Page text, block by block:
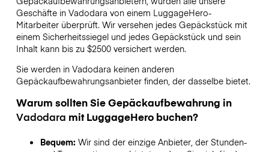
Geschäfte in Vadodara von einem LuggageHero-
Mitarbeiter überprüft. Wir versehen jedes Gepäckstück mit
einem Sicherheitssiegel und jedes Gepäckstück und sein
Inhalt kann bis zu $2500versichert werden.
Sie werden in Vadodara keinen anderen
Gepäckaufbewahrungsanbieter finden, der dasselbe bietet.
Warum sollten Sie Gepäckaufbewahrung in
Vadodara mit LuggageHero buchen?
Bequem: Wir sind der einzige Anbieter, der Stunden-